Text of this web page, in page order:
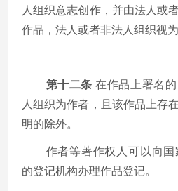
人组织意志创作，并由法人或
作品，法人或者非法人组织视为
第十二条在作品上署名
人组织为作者，且该作品上存
明的除外。
作者等著作权人可以向
的登记机构办理作品登记。